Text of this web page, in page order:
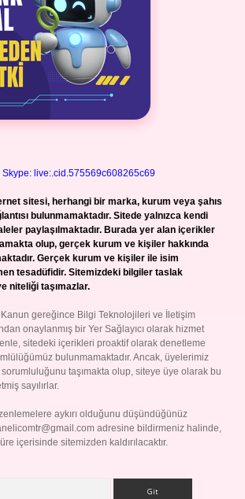
Skype: live:.cid.575569c608265c69
sitesi, herhangi bir marka, kurum veya şahıs
bulunmamaktadır. Sitede yalnızca kendi
paylaşılmaktadır. Burada yer alan içerikler
olup, gerçek kurum ve kişiler hakkında
Gerçek kurum ve kişiler ile isim
tesadüfidir. Sitemizdeki bilgiler taslak
niteliği taşımazlar.
Kanun gereğince Bilgi Teknolojileri ve İletişim
onaylanmış bir Yer Sağlayıcı olarak hizmet
sitedeki içerikleri proaktif olarak denetleme
bulunmamaktadır. Ancak, üyelerimiz
sorumluluğunu taşımakta olup, siteye üye olarak bu
sayılırlar.
aykırı olduğunu düşündüğünüz
adresine bildirmeniz halinde,
içerisinde sitemizden kaldırılacaktır.